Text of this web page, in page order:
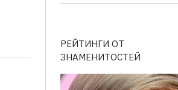
РЕЙТИНГИ ОТ
ЗНАМЕНИТОСТЕЙ